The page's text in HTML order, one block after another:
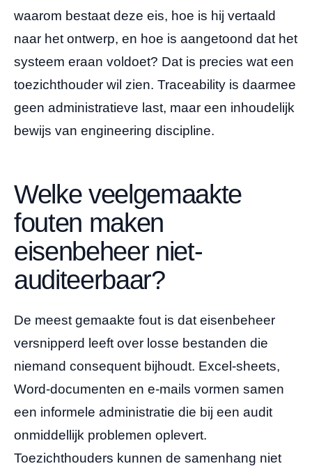
waarom bestaat deze eis, hoe is hij vertaald
naar het ontwerp, en hoe is aangetoond dat het
systeem eraan voldoet? Dat is precies wat een
toezichthouder wil zien. Traceability is daarmee
geen administratieve last, maar een inhoudelijk
bewijs van engineering discipline.
Welke veelgemaakte
fouten maken
eisenbeheer niet-
auditeerbaar?
De meest gemaakte fout is dat eisenbeheer
versnipperd leeft over losse bestanden die
niemand consequent bijhoudt. Excel-sheets,
Word-documenten en e-mails vormen samen
een informele administratie die bij een audit
onmiddellijk problemen oplevert.
Toezichthouders kunnen de samenhang niet